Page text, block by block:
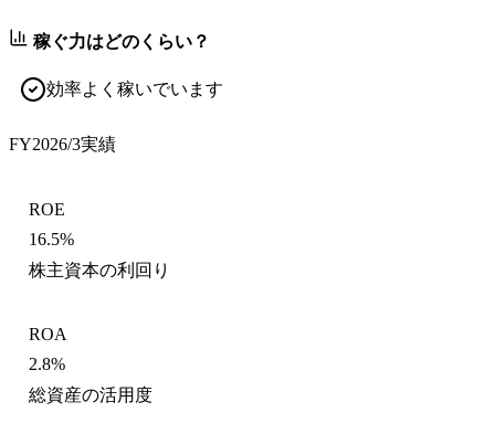
稼ぐ力はどのくらい？
効率よく稼いでいます
FY2026/3実績
ROE
16.5%
株主資本の利回り
ROA
2.8%
総資産の活用度